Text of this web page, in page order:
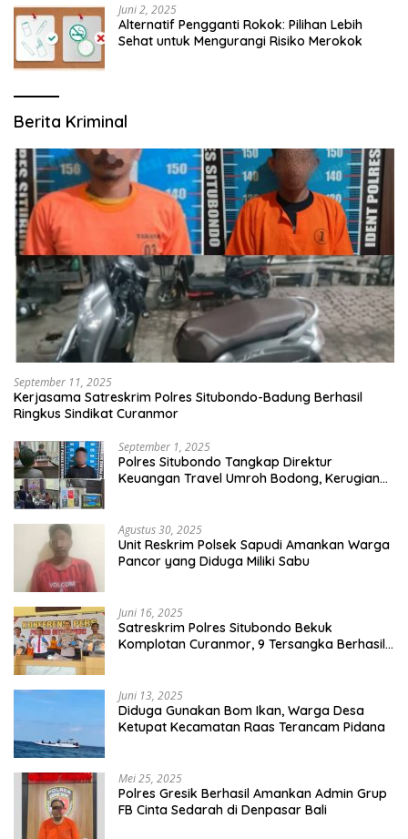
Juni 2, 2025
Alternatif Pengganti Rokok: Pilihan Lebih
Sehat untuk Mengurangi Risiko Merokok
Berita Kriminal
September 11, 2025
Kerjasama Satreskrim Polres Situbondo-Badung Berhasil
Ringkus Sindikat Curanmor
September 1, 2025
Polres Situbondo Tangkap Direktur
Keuangan Travel Umroh Bodong, Kerugian
Agustus 30, 2025
Unit Reskrim Polsek Sapudi Amankan Warga
Pancor yang Diduga Miliki Sabu
Juni 16, 2025
Satreskrim Polres Situbondo Bekuk
Komplotan Curanmor, 9 Tersangka Berhasil
Juni 13, 2025
Diduga Gunakan Bom Ikan, Warga Desa
Ketupat Kecamatan Raas Terancam Pidana
Mei 25, 2025
Polres Gresik Berhasil Amankan Admin Grup
FB Cinta Sedarah di Denpasar Bali